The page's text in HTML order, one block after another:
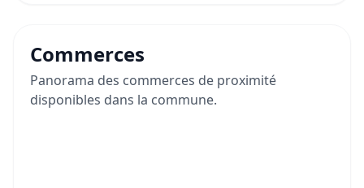
Commerces
Panorama des commerces de proximité
disponibles dans la commune.